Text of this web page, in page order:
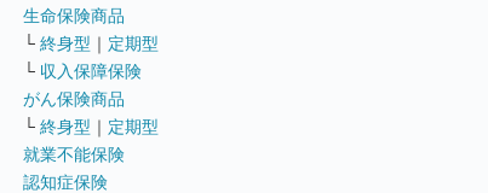
生命保険商品
└ 終身型 ｜ 定期型
└ 収入保障保険
がん保険商品
└ 終身型 ｜ 定期型
就業不能保険
認知症保険